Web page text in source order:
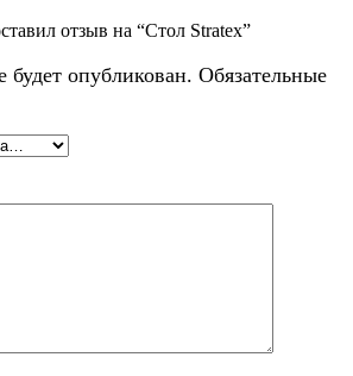
отзыв на “Стол Stratex”
опубликован. Обязательные